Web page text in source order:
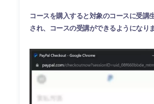
コースを購入すると対象のコースに受講
され、コースの受講ができるようになりま